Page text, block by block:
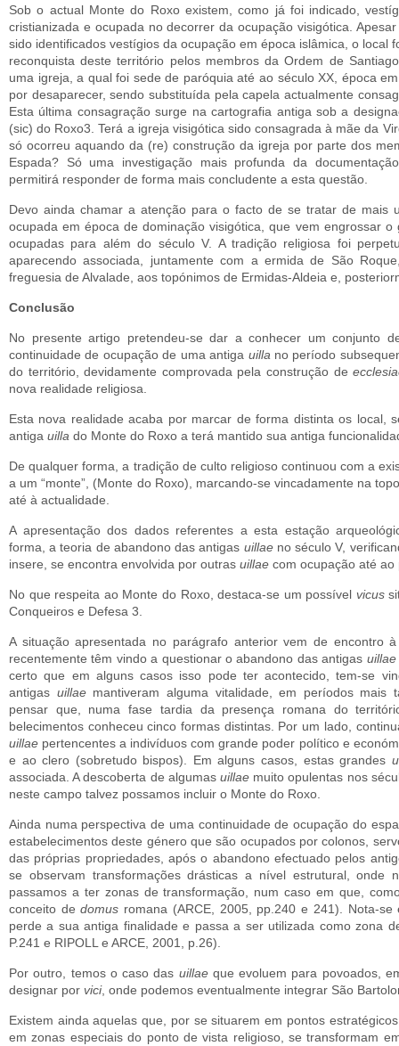
Sob o actual Monte do Roxo existem, como já foi indicado,
cristianizada e ocupada no decorrer da ocupação visigótica.
sido identificados vestígios da ocupação em época islâmica, o local
reconquista deste território pelos membros da Ordem de
uma igreja, a qual foi sede de paróquia até ao século XX, época
por desaparecer, sendo substituída pela capela actualmente
Esta última consagração surge na cartografia antiga sob a
(sic) do Roxo3. Terá a igreja visigótica sido consagrada à mãe da
só ocorreu aquando da (re) construção da igreja por parte dos
Espada? Só uma investigação mais profunda da
permitirá responder de forma mais concludente a esta questão.
Devo ainda chamar a atenção para o facto de se tratar de mais
ocupada em época de dominação visigótica, que vem engrossar
ocupadas para além do século V. A tradição religiosa foi
aparecen­do associada, juntamente com a ermida de São
freguesia de Alvalade, aos topóni­mos de Ermidas-Aldeia e,
Conclusão
No presente artigo pretendeu-se dar a conhecer um conjunto
continuidade de ocupação de uma antiga uilla no período
do território, devidamente comprovada pela construção de
nova realidade religiosa.
Esta nova realidade acaba por marcar de forma distinta os local,
antiga uilla do Monte do Roxo a terá mantido sua antiga
De qualquer forma, a tradição de culto religioso continuou com a
a um “monte”, (Monte do Roxo), marcando-se vincadamente na
até à actualidade.
A apresentação dos dados referentes a esta estação
forma, a teoria de abandono das antigas uillae no século V,
insere, se encontra envolvi­da por outras uillae com ocupação até
­No que respeita ao Monte do Roxo, destaca-se um possível vicus
Conqueiros e Defesa 3.
A situação apresentada no parágrafo anterior vem de encon­tro
recentemente têm vindo a questionar o abandono das antigas
certo que em alguns casos isso pode ter acontecido, tem-se
antigas uillae mantiveram alguma vitalidade, em períodos mais
pensar que, numa fase tardia da presença romana do
belecimentos conheceu cinco formas distintas. Por um lado,
uillae pertencentes a indivíduos com grande poder político e
e ao clero (sobretudo bispos). Em al­guns casos, estas grandes
associada. A descoberta de algumas uillae muito opulentas nos
neste campo tal­vez possamos incluir o Monte do Roxo.
Ainda numa perspectiva de uma continuidade de ocupação do
estabelecimentos deste género que são ocupados por colonos,
das próprias propriedades, após o abandono efectuado pelos
se observam transformações drásticas a nível estru­tural, onde
passamos a ter zonas de transformação, num caso em que,
conceito dedomus romana (ARCE, 2005, pp.240 e 241). Nota-
perde a sua antiga finalidade e passa a ser utilizada como zona
P.241 e RIPOLL e ARCE, 2001, p.26).
Por outro, temos o caso das uillae que evoluem para povoa­dos,
designar por vici, onde podemos eventualmente integrar São
Existem ainda aquelas que, por se situarem em pontos
em zonas especiais do ponto de vista religioso, se transformam